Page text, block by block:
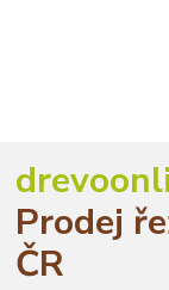
Prodej
ČR